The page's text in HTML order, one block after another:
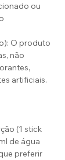
ou
O produto
não
artificiais.
(1 stick
de água
preferir